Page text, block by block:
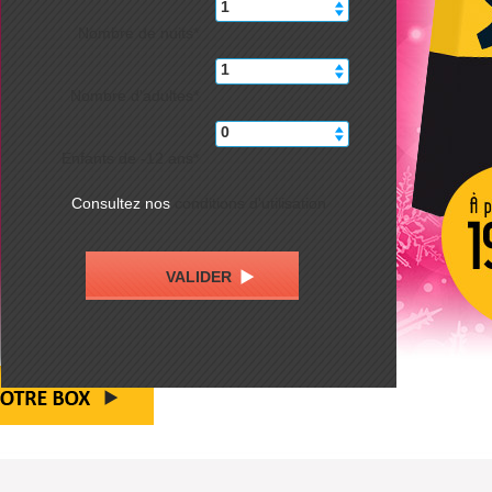
baignée de l'horizon changeant du plus
Consultez nos